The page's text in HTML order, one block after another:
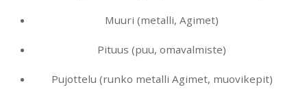
Muuri (metalli, Agimet)
Pituus (puu, omavalmiste)
Pujottelu (runko metalli Agimet, muovikepit)